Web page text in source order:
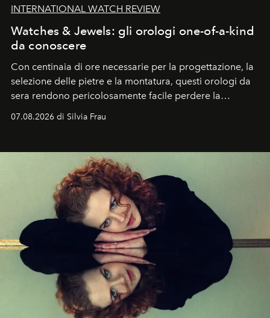
INTERNATIONAL WATCH REVIEW
Watches & Jewels: gli orologi one-of-a-kind
da conoscere
Con centinaia di ore necessarie per la progettazione, la
selezione delle pietre e la montatura, questi orologi da
sera rendono pericolosamente facile perdere la
cognizione del tempo. Ma con quadranti così
07.08.2026 di Silvia Frau